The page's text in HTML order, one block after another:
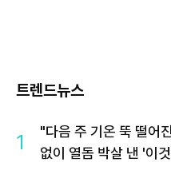
트렌드뉴스
1
"다음 주 기온 뚝 떨어
없이 열돔 박살 낸 '이